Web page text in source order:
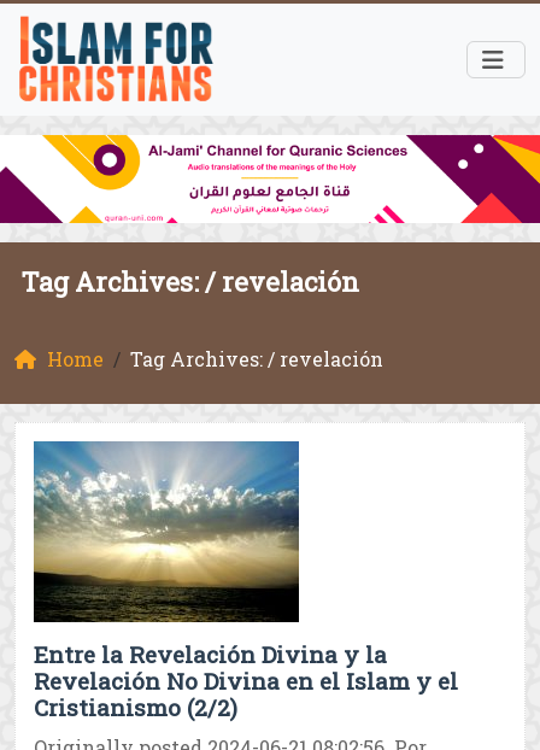
Tag Archives: /revelación
Home Tag Archives: / revelación
Entre la Revelación Divina y la
Revelación No Divina en el Islam y el
Cristianismo (2/2)